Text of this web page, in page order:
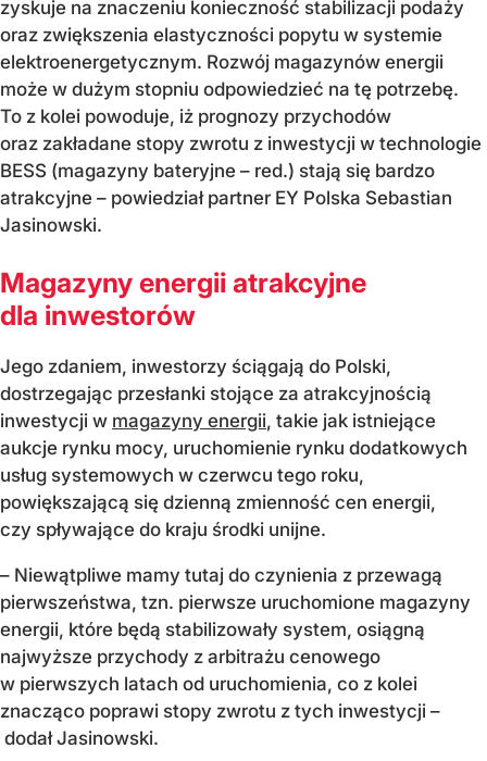
zyskuje na znaczeniu konieczność stabilizacji podaży
oraz zwiększenia elastyczności popytu w systemie
elektroenergetycznym. Rozwój magazynów energii
może w dużym stopniu odpowiedzieć na tę potrzebę.
To z kolei powoduje, iż prognozy przychodów
oraz zakładane stopy zwrotu z inwestycji w technologie
BESS (magazyny bateryjne – red.) stają się bardzo
atrakcyjne – powiedział partner EY Polska Sebastian
Jasinowski.
Magazyny energii atrakcyjne
dla inwestorów
Jego zdaniem, inwestorzy ściągają do Polski,
dostrzegając przesłanki stojące za atrakcyjnością
inwestycji w magazyny energii, takie jak istniejące
aukcje rynku mocy, uruchomienie rynku dodatkowych
usług systemowych w czerwcu tego roku,
powiększającą się dzienną zmienność cen energii,
czy spływające do kraju środki unijne.
– Niewątpliwe mamy tutaj do czynienia z przewagą
pierwszeństwa, tzn. pierwsze uruchomione magazyny
energii, które będą stabilizowały system, osiągną
najwyższe przychody z arbitrażu cenowego
w pierwszych latach od uruchomienia, co z kolei
znacząco poprawi stopy zwrotu z tych inwestycji –
dodał Jasinowski.